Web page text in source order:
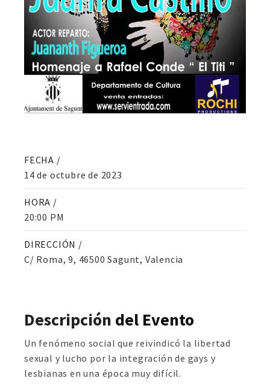
FECHA /
14 de octubre de 2023
HORA /
20:00 PM
DIRECCIÓN /
C/ Roma, 9, 46500 Sagunt, Valencia
Descripción del Evento
Un fenómeno social que reivindicó la libertad
sexual y lucho por la integración de gays y
lesbianas en una época muy difícil.